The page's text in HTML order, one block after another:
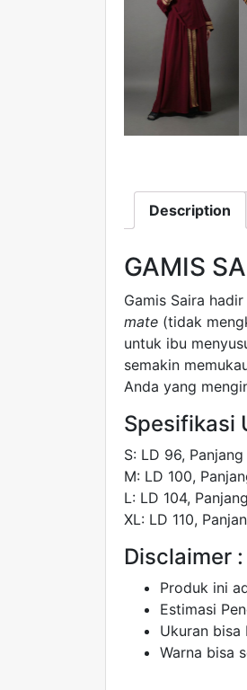
Description
GAMIS
Gamis Saira
mate (tidak
untuk ibu
semakin
Anda yang
Spesifikasi
S: LD 96,
M: LD 100,
L: LD 104,
XL: LD 110,
Disclaimer :
Produk ini
Estimasi
Ukuran bisa
Warna bisa